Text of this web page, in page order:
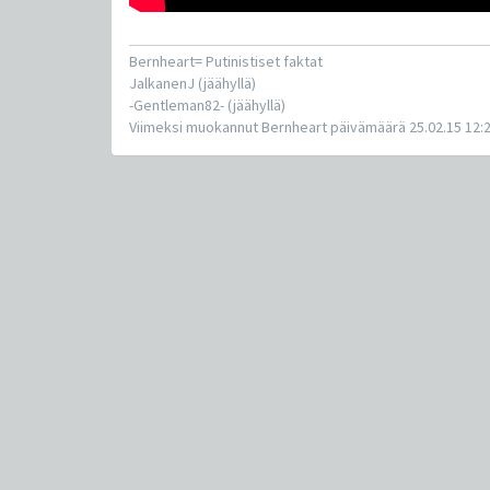
Bernheart= Putinistiset faktat
JalkanenJ (jäähyllä)
-Gentleman82- (jäähyllä)
Viimeksi muokannut Bernheart päivämäärä 25.02.15